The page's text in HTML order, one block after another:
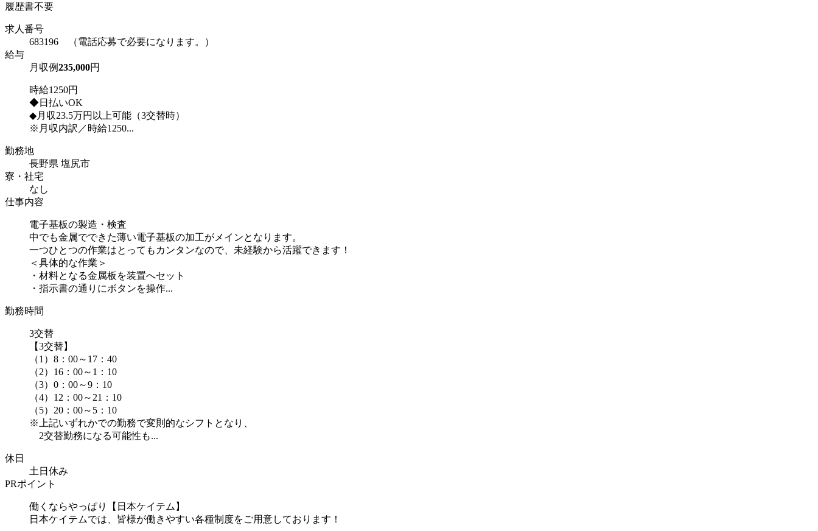
履歴書不要
求人番号
683196 （電話応募で必要になります。）
給与
月収例235,000円
時給1250円
◆日払いOK
◆月収23.5万円以上可能（3交替時）
※月収内訳／時給1250...
勤務地
長野県 塩尻市
寮・社宅
なし
仕事内容
電子基板の製造・検査
中でも金属でできた薄い電子基板の加工がメインとなります。
一つひとつの作業はとってもカンタンなので、未経験から活躍できます！
＜具体的な作業＞
・材料となる金属板を装置へセット
・指示書の通りにボタンを操作...
勤務時間
3交替
【3交替】
（1）8：00～17：40
（2）16：00～1：10
（3）0：00～9：10
（4）12：00～21：10
（5）20：00～5：10
※上記いずれかでの勤務で変則的なシフトとなり、
2交替勤務になる可能性も...
休日
土日休み
PRポイント
働くならやっぱり【日本ケイテム】
日本ケイテムでは、皆様が働きやすい各種制度をご用意しております！